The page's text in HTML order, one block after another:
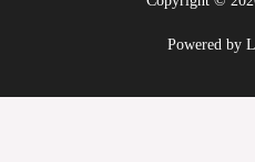
Powered by